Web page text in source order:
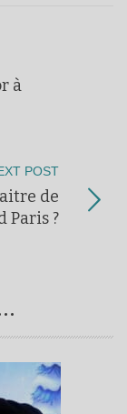
à
POST
de
Paris ?